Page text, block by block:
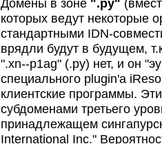
Домены в зоне ".ру"
которых ведут некоторые
стандартными IDN-
врядли будут в будущем,
".xn--p1ag" (.ру) нет, и он
специального plugin'а
клиентские программы.
субдоменами третьего
принадлежащем
International Inc."